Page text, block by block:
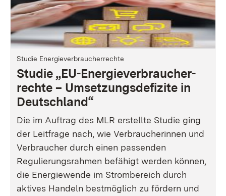
Studie Energieverbraucherrechte
Studie „EU-Energie­verbraucher­
rechte – Umsetzungsdefizite in
Deutschland“
Die im Auftrag des MLR erstellte Studie ging
der Leitfrage nach, wie Verbraucherinnen und
Verbraucher durch einen passenden
Regulierungsrahmen befähigt werden können,
die Energiewende im Strombereich durch
aktives Handeln bestmöglich zu fördern und